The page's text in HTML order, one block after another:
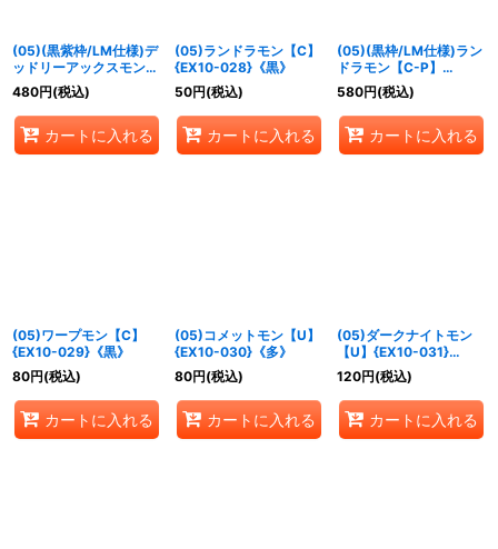
(05)(黒紫枠/LM仕様)デ
ッドリーアックスモン
【U-P】{EX10-027}
《多》
480円(税込)
カートに入れる
(05)ランドラモン【C】
{EX10-028}《黒》
50円(税込)
カートに入れる
(05)(黒枠/LM仕様)ラン
ドラモン【C-P】
{EX10-028}《黒》
580円(税込)
カートに入れる
(05)ワープモン【C】
{EX10-029}《黒》
80円(税込)
カートに入れる
(05)コメットモン【U】
{EX10-030}《多》
80円(税込)
カートに入れる
(05)ダークナイトモン
【U】{EX10-031}
《多》
120円(税込)
カートに入れる